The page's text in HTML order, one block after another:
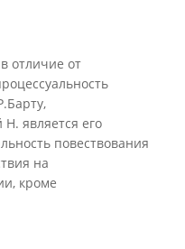
отличие от
является его
повествования
на
кроме